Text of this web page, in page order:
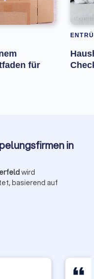
für
in
wird
basierend auf